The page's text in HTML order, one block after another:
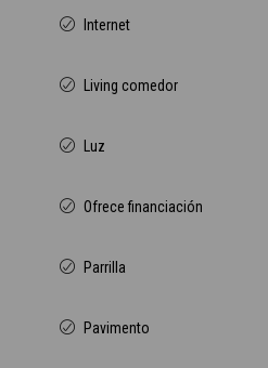
Internet
Living comedor
Luz
Ofrece financiación
Parrilla
Pavimento